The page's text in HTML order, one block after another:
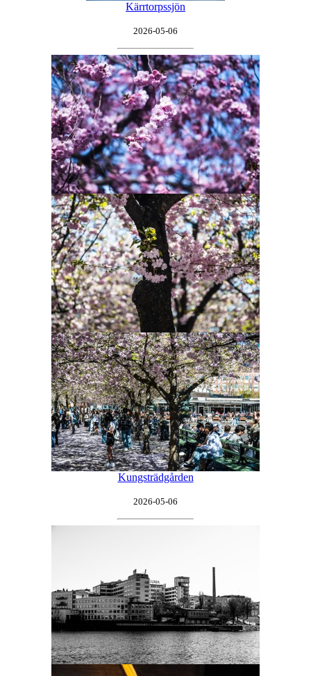
Kärrtorpssjön
2026-05-06
Kungsträdgården
2026-05-06